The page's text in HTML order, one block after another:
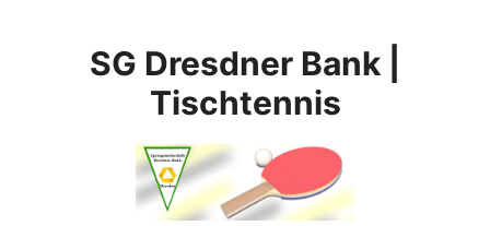
SG Dresdner Bank |
Tischtennis